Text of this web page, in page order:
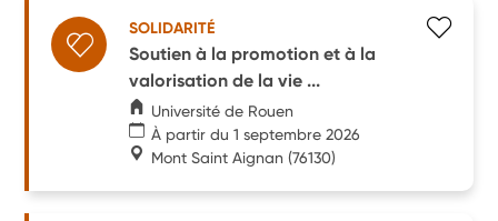
SOLIDARITÉ
Soutien à la promotion et à la
valorisation de la vie ...
Université de Rouen
À partir du 1 septembre 2026
Mont Saint Aignan (76130)